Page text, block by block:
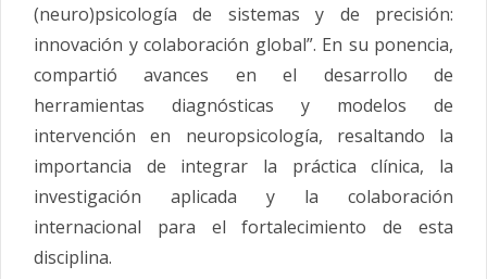
(neuro)psicología de sistemas y de precisión:
innovación y colaboración global”. En su ponencia,
compartió avances en el desarrollo de
herramientas diagnósticas y modelos de
intervención en neuropsicología, resaltando la
importancia de integrar la práctica clínica, la
investigación aplicada y la colaboración
internacional para el fortalecimiento de esta
disciplina.